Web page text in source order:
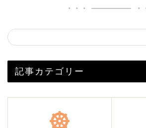
記事カテゴリー